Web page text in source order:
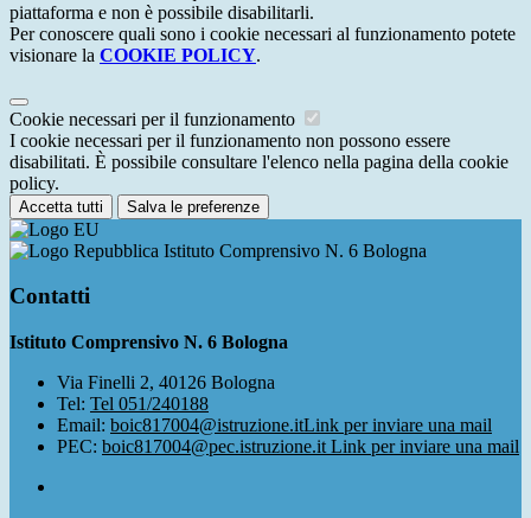
piattaforma e non è possibile disabilitarli.
Per conoscere quali sono i cookie necessari al funzionamento potete
visionare la COOKIE POLICY.
Cookie necessari per il funzionamento
I cookie necessari per il funzionamento non possono essere
disabilitati. È possibile consultare l'elenco nella pagina della cookie
policy.
Accetta tutti Salva le preferenze
Istituto Comprensivo N. 6 Bologna
Contatti
Istituto Comprensivo N. 6 Bologna
Via Finelli 2, 40126 Bologna
Tel: Tel 051/240188
Email: boic817004@istruzione.itLink per inviare una mail
PEC: boic817004@pec.istruzione.it Link per inviare una mail